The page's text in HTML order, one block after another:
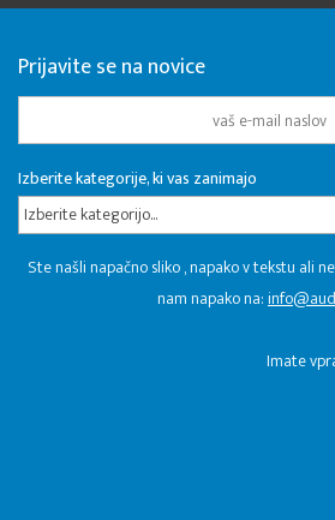
Prijavite se na novice
Izberite kategorije, ki vas zanimajo
Izberite kategorijo...
Ste našli napačno sliko , napako v tekstu ali
nam napako na:
Imate